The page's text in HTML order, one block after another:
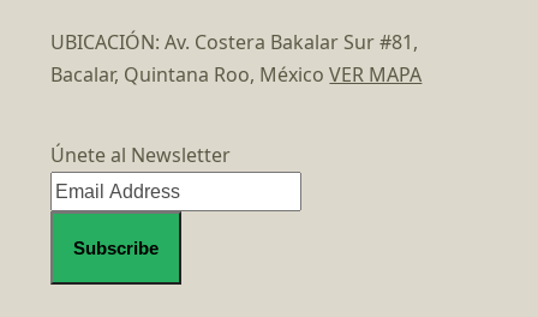
UBICACIÓN: Av. Costera Bakalar Sur #81,
Bacalar, Quintana Roo, MéxicoVER MAPA
Únete al Newsletter